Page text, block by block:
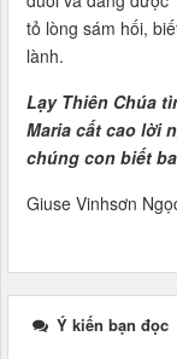
tỏ lòng sám hối,
lành.
Lạy Thiên Chúa
Maria cất cao lời
chúng con biết
Giuse Vinhsơn
Ý kiến bạn đọc